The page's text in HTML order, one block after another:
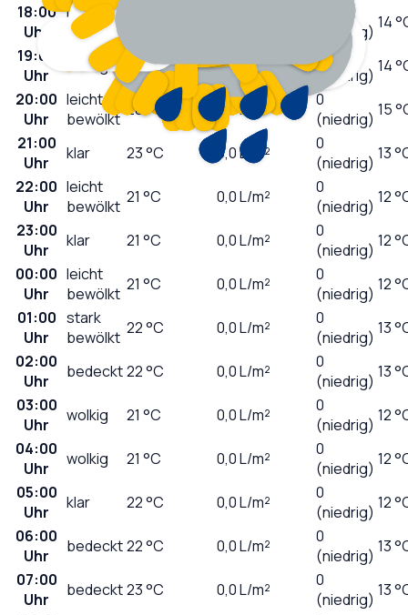
18:00
Uhr
leicht
bewölkt
(niedrig) 14
19:00
Uhr
wolkig 30°C 0,0L/m²
0
(niedrig) 14
20:00
Uhr
leicht
bewölkt 28 °C 0,0L/m²
0
(niedrig) 15
21:00
Uhr
klar 23°C 0,0L/m²
0
(niedrig) 13
22:00
Uhr
leicht
bewölkt 21 °C 0,0L/m²
0
(niedrig) 12
23:00
Uhr
klar 21 °C 0,0L/m²
0
(niedrig) 12
00:00
Uhr
leicht
bewölkt 21 °C 0,0L/m²
0
(niedrig) 12
01:00
Uhr
stark
bewölkt 22°C 0,0L/m²
0
(niedrig) 13
02:00
Uhr
bedeckt22°C 0,0L/m²
0
(niedrig) 13
03:00
Uhr
wolkig 21 °C 0,0L/m²
0
(niedrig) 12
04:00
Uhr
wolkig 21 °C 0,0L/m²
0
(niedrig) 12
05:00
Uhr
klar 22°C 0,0L/m²
0
(niedrig) 12
06:00
Uhr
bedeckt22°C 0,0L/m²
0
(niedrig) 13
07:00
Uhr
bedeckt23°C 0,0L/m²
0
(niedrig) 13